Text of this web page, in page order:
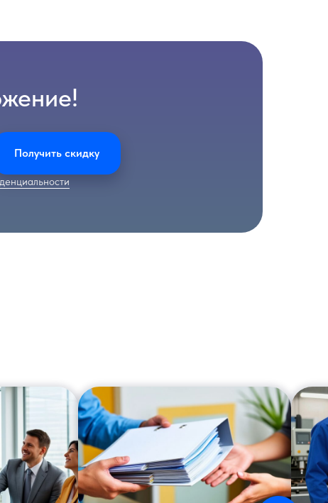
Получить скидку